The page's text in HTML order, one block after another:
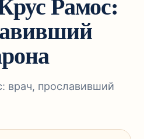
врач, прославивший